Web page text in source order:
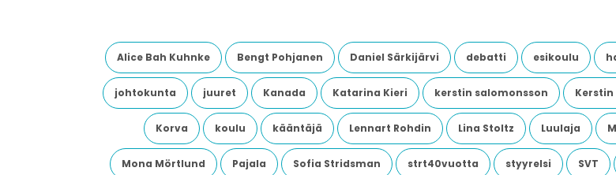
Alice Bah Kuhnke Bengt Pohjanen Daniel Särkijärvi debatti esikoulu
johtokunta juuret Kanada Katarina Kieri kerstin salomonsson Kerstin
Korva koulu kääntäjä Lennart Rohdin Lina Stoltz Luulaja
Mona Mörtlund Pajala Sofia Stridsman strt40vuotta styyrelsi SVT